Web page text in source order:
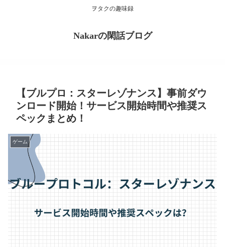
ヲタクの趣味録
Nakarの閑話ブログ
【ブルプロ：スターレゾナンス】事前ダウ
ンロード開始！サービス開始時間や推奨ス
ペックまとめ！
ゲーム